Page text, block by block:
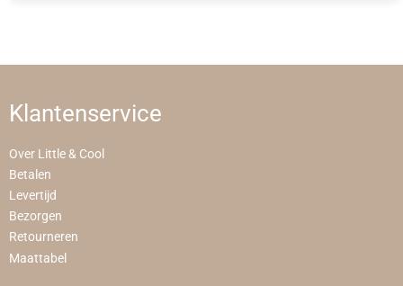
Klantenservice
Over Little & Cool
Betalen
Levertijd
Bezorgen
Retourneren
Maattabel